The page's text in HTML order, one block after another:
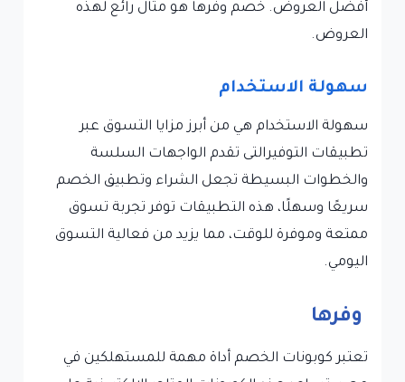
أفضل العروض. خصم وفرها هو مثال رائع لهذه
العروض.
سهولة الاستخدام
سهولة الاستخدام هي من أبرز مزايا التسوق عبر
تطبيقات التوفيرالتى تقدم الواجهات السلسة
والخطوات البسيطة تجعل الشراء وتطبيق الخصم
سريعًا وسهلًا، هذه التطبيقات توفر تجربة تسوق
ممتعة وموفرة للوقت، مما يزيد من فعالية التسوق
اليومي.
وفرها
تعتبر كوبونات الخصم أداة مهمة للمستهلكين في